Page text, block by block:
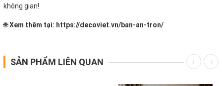
không gian!
🌐Xem thêm tại: https://decoviet.vn/ban-an-tron/
SẢN PHẨM LIÊN QUAN